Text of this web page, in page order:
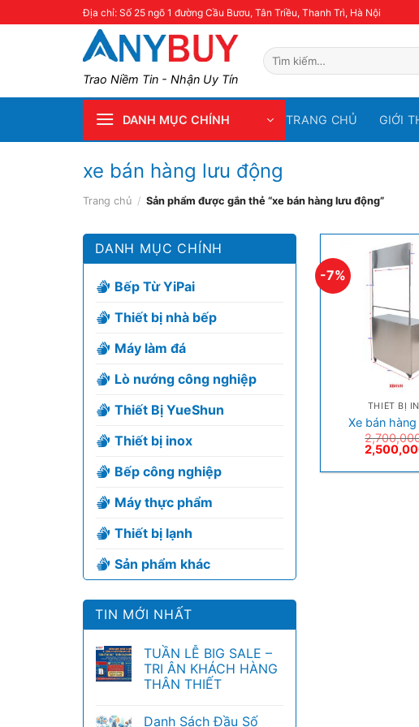
Địa chỉ: Số 25 ngõ 1 đường Cầu Bươu, Tân Triều, Thanh Trì, Hà Nội
Trao Niềm Tin - Nhận Uy Tín
Tìm
kiếm:
DANH MỤC CHÍNH TRANG CHỦ GIỚI
xe bán hàng lưu động
Trang chủ / Sản phẩm được gắn thẻ “xe bán hàng lưu động”
DANH MỤC CHÍNH
Bếp Từ YiPai
Thiết bị nhà bếp
Máy làm đá
Lò nướng công nghiệp
Thiết Bị YueShun
Thiết bị inox
Bếp công nghiệp
Máy thực phẩm
Thiết bị lạnh
Sản phẩm khác
TIN MỚI NHẤT
TUẦN LỄ BIG SALE –
TRI ÂN KHÁCH HÀNG
THÂN THIẾT
Danh Sách Đầu Số
-7%
THIẾT BỊ
Xe bán